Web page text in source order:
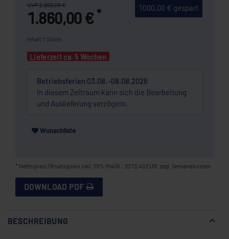
1000,00 € gespart
UVP 2.860,00 €
1.860,00 € *
Inhalt 1 Stück
Lieferzeit ca. 5 Wochen
Betriebsferien 03.08.–08.08.2026
In diesem Zeitraum kann sich die Bearbeitung
und Auslieferung verzögern.
Wunschliste
* Nettopreis | Bruttopreis inkl. 19% MwSt.: 2213,40 EUR, zzgl. Versandkosten
DOWNLOAD PDF
BESCHREIBUNG